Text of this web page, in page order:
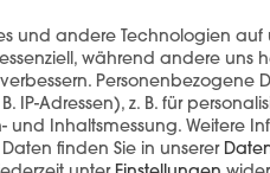
Button, um den Inhalt von
und andere Technologien auf
während andere uns
Personenbezogene
IP-Adressen), z. B. für
und Inhaltsmessung. Weitere
finden Sie in unserer